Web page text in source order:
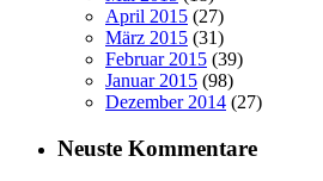
April 2015 (27)
März 2015 (31)
Februar 2015 (39)
Januar 2015 (98)
Dezember 2014 (27)
Neuste Kommentare